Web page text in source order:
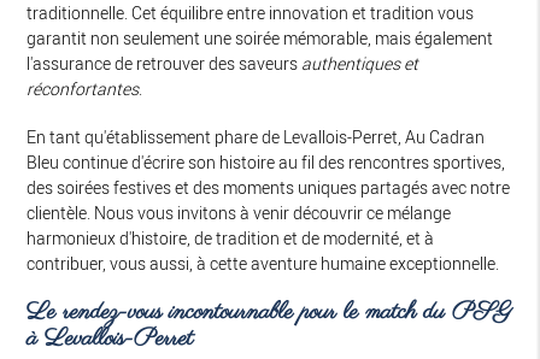
traditionnelle. Cet équilibre entre innovation et tradition vous
garantit non seulement une soirée mémorable, mais également
l'assurance de retrouver des saveurs authentiques et
réconfortantes.
En tant qu'établissement phare de Levallois-Perret, Au Cadran
Bleu continue d'écrire son histoire au fil des rencontres sportives,
des soirées festives et des moments uniques partagés avec notre
clientèle. Nous vous invitons à venir découvrir ce mélange
harmonieux d'histoire, de tradition et de modernité, et à
contribuer, vous aussi, à cette aventure humaine exceptionnelle.
Le rendez-vous incontournable pour le match du PSG
à Levallois-Perret